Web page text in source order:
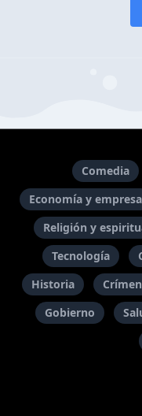
Comedia
Economía y empresa
Religión y
Tecnología
Historia
Gobierno